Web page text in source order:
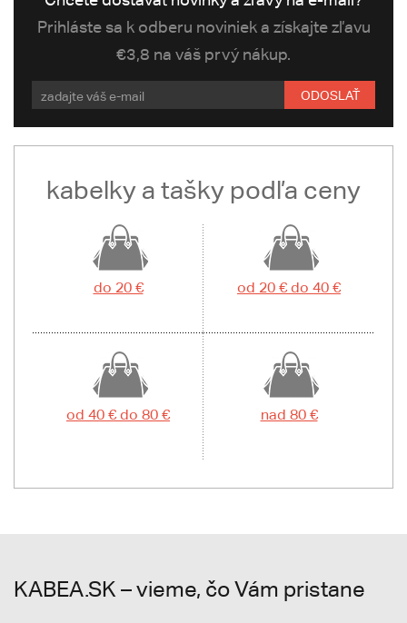
Prihláste sa k odberu noviniek a získajte zľavu
€3,8 na váš prvý nákup.
ODOSLAŤ
kabelky a tašky podľa ceny
do 20 € od 20 € do 40 €
od 40 € do 80 € nad 80 €
KABEA.SK – vieme, čo Vám pristane